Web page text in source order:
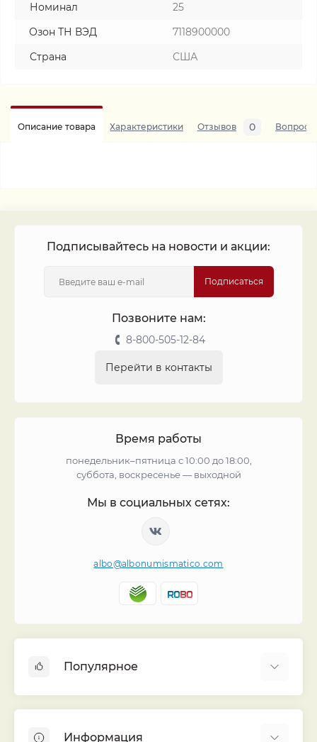
Номинал
25
Озон ТН ВЭД
7118900000
Страна
США
Описание товара Характеристики Отзывов 0 Вопросы
Подписывайтесь на новости и акции:
Подписаться
Позвоните нам:
8-800-505-12-84
Перейти в контакты
Время работы
понедельник–пятница с 10:00 до 18:00,
суббота, воскресенье — выходной
Мы в социальных сетях:
albo@albonumismatico.com
Популярное
Информация